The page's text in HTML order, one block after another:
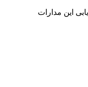
این مدارات